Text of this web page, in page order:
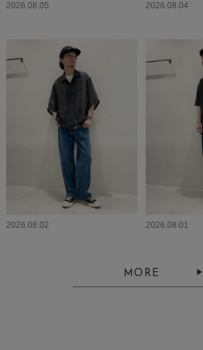
2026.08.05 2026.08.04
2026.08.02 2026.08.01
MORE